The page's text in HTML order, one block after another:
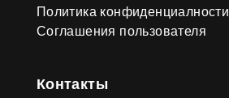
Политика конфиденциалности
Соглашения пользователя
Контакты